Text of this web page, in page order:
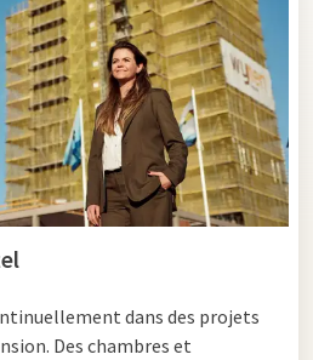
dans des projets
Des chambres et